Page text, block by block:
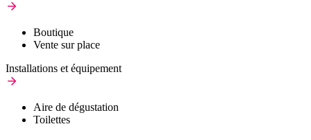
Boutique
Vente sur place
Installations et équipement
Aire de dégustation
Toilettes